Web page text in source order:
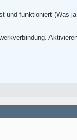
und funktioniert (Was